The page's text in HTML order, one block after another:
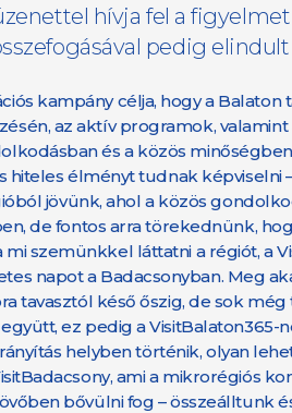
hívja fel a
pedig
kampány célja, hogy a
az aktív programok,
és a közös
élményt tudnak képviselni
jövünk, ahol a közös
de fontos arra törekednünk,
szemünkkel láttatni a régiót, a
napot a Badacsonyban. Meg
tavasztól késő őszig, de sok
ez pedig a VisitBalaton365-
helyben történik, olyan
ami a mikrorégiós
bővülni fog –